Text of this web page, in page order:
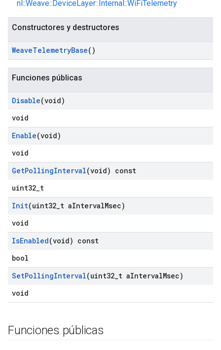
nl::Weave::DeviceLayer::Internal::WiFiTelemetry
Constructores y destructores
WeaveTelemetryBase()
Funciones públicas
Disable(void)
void
Enable(void)
void
GetPollingInterval(void) const
uint32_t
Init(uint32 t aIntervalMsec)
void
IsEnabled(void) const
bool
SetPollingInterval(uint32 t aIntervalMsec)
void
Funciones públicas